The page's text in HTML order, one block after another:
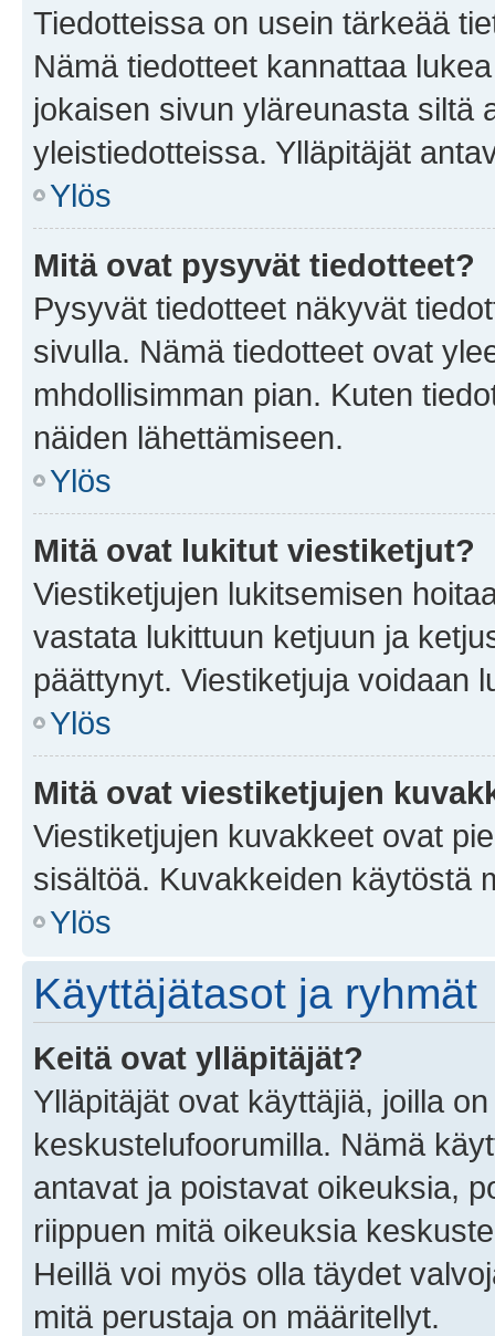
Tiedotteissa on usein tärkeää
Nämä tiedotteet kannattaa
jokaisen sivun yläreunasta siltä
yleistiedotteissa. Ylläpitäjät
Ylös
Mitä ovat pysyvät tiedotteet?
Pysyvät tiedotteet näkyvät
sivulla. Nämä tiedotteet ovat
mhdollisimman pian. Kuten
näiden lähettämiseen.
Ylös
Mitä ovat lukitut viestiketjut?
Viestiketjujen lukitsemisen
vastata lukittuun ketjuun ja
päättynyt. Viestiketjuja voidaan
Ylös
Mitä ovat viestiketjujen
Viestiketjujen kuvakkeet ovat
sisältöä. Kuvakkeiden käytöstä
Ylös
Käyttäjätasot ja ryhmät
Keitä ovat ylläpitäjät?
Ylläpitäjät ovat käyttäjiä, joilla
keskustelufoorumilla. Nämä
antavat ja poistavat oikeuksia,
riippuen mitä oikeuksia
Heillä voi myös olla täydet
mitä perustaja on määritellyt.